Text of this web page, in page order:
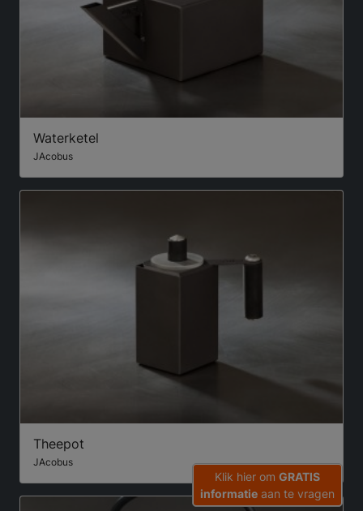
Waterketel
JAcobus
Theepot
JAcobus
Klik hier om GRATIS
informatie aan te vragen